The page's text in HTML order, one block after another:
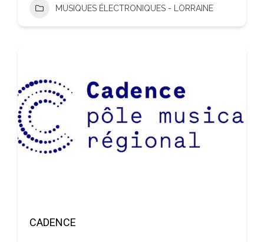
MUSIQUES ÉLECTRONIQUES - LORRAINE
CADENCE